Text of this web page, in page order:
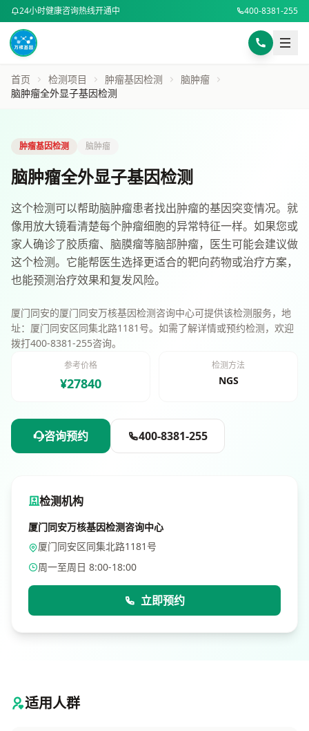
24小时健康咨询热线开通中 400-8381-255
首页 检测项目 肿瘤基因检测
脑肿瘤
脑肿瘤全外显子基因检测
肿瘤基因检测 脑肿瘤
脑肿瘤全外显子基因检测
这个检测可以帮助脑肿瘤患者找出肿瘤的基因突变情况。就
像用放大镜看清楚每个肿瘤细胞的异常特征一样。如果您或
家人确诊了胶质瘤、脑膜瘤等脑部肿瘤，医生可能会建议做
这个检测。它能帮医生选择更适合的靶向药物或治疗方案，
也能预测治疗效果和复发风险。
厦门同安的厦门同安万核基因检测咨询中心可提供该检测服务，地
址：厦门同安区同集北路1181号。如需了解详情或预约检测，欢迎
拨打400-8381-255咨询。
参考价格
¥27840
检测方法
NGS
咨询预约 400-8381-255
检测机构
厦门同安万核基因检测咨询中心
厦门同安区同集北路1181号
周一至周日 8:00-18:00
立即预约
适用人群
样本采集指南
身高 (cm)
体重 (kg)
计算BMI
预约健康咨询
选择咨询方式
微信咨询
微信扫码咨询
或添加微信号： DNA8494
复制微信号